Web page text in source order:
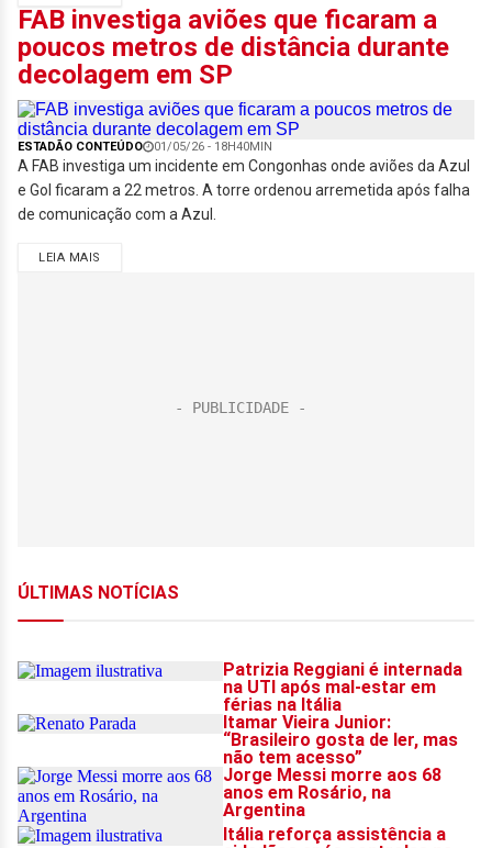
FAB investiga aviões que ficaram a
poucos metros de distância durante
decolagem em SP
ESTADÃO CONTEÚDO 01/05/26 - 18H40MIN
A FAB investiga um incidente em Congonhas onde aviões da Azul
e Gol ficaram a 22 metros. A torre ordenou arremetida após falha
de comunicação com a Azul.
LEIA MAIS